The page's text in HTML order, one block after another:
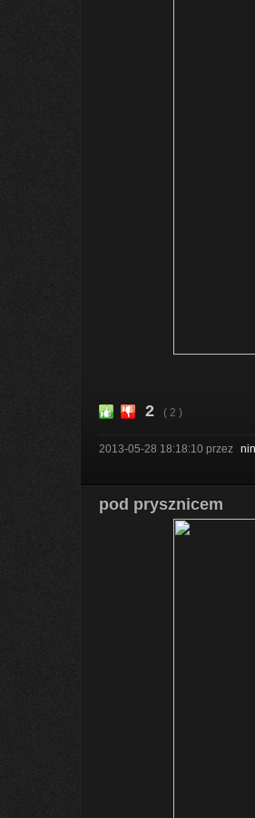
2 ( 2 )
2013-05-28 18:18:10 przez
pod prysznicem